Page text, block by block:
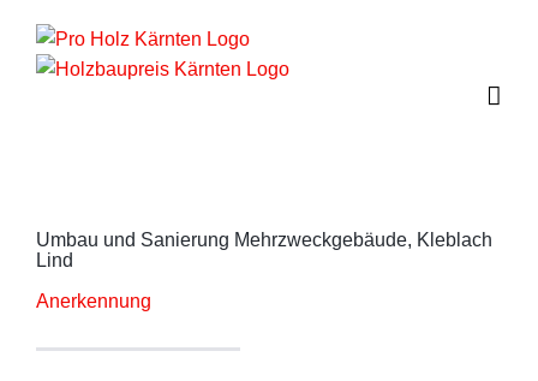
Inhalt
springen
Umbau und Sanierung Mehrzweckgebäude, Kleblach
Lind
Anerkennung